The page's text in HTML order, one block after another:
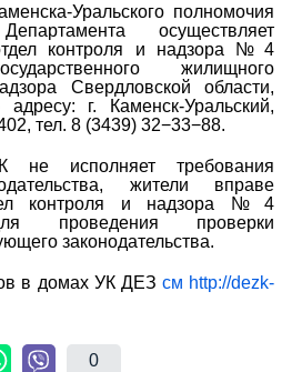
Уральского полномочия
осуществляет
контроля и надзора № 4
жилищного
Свердловской области,
г. Каменск-Уральский,
тел. 8 (3439) 32−33−88.
не исполняет требования
жители вправе
контроля и надзора № 4
проведения проверки
законодательства.
в домах УК ДЕЗ см http://dezk-
0